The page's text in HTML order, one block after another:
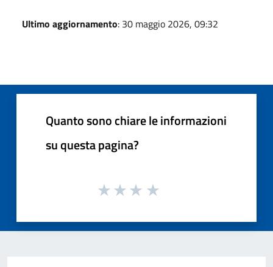
Ultimo aggiornamento: 30 maggio 2026, 09:32
Quanto sono chiare le informazioni
su questa pagina?